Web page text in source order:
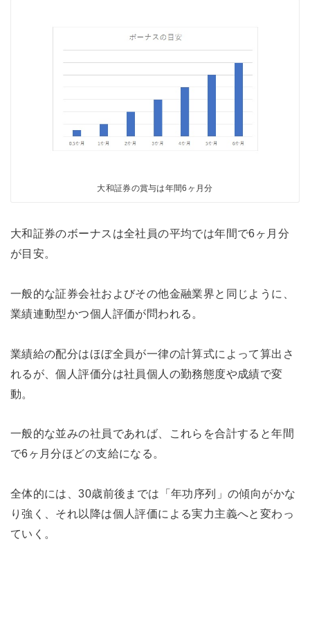
大和証券の賞与は年間6ヶ月分
大和証券のボーナスは全社員の平均では年間で6ヶ月分
が目安。
一般的な証券会社およびその他金融業界と同じように、
業績連動型かつ個人評価が問われる。
業績給の配分はほぼ全員が一律の計算式によって算出さ
れるが、個人評価分は社員個人の勤務態度や成績で変
動。
一般的な並みの社員であれば、これらを合計すると年間
で6ヶ月分ほどの支給になる。
全体的には、30歳前後までは「年功序列」の傾向がかな
り強く、それ以降は個人評価による実力主義へと変わっ
ていく。